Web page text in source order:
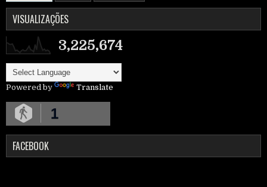
VISUALIZAÇÕES
3,225,674
Powered by Translate
1
FACEBOOK